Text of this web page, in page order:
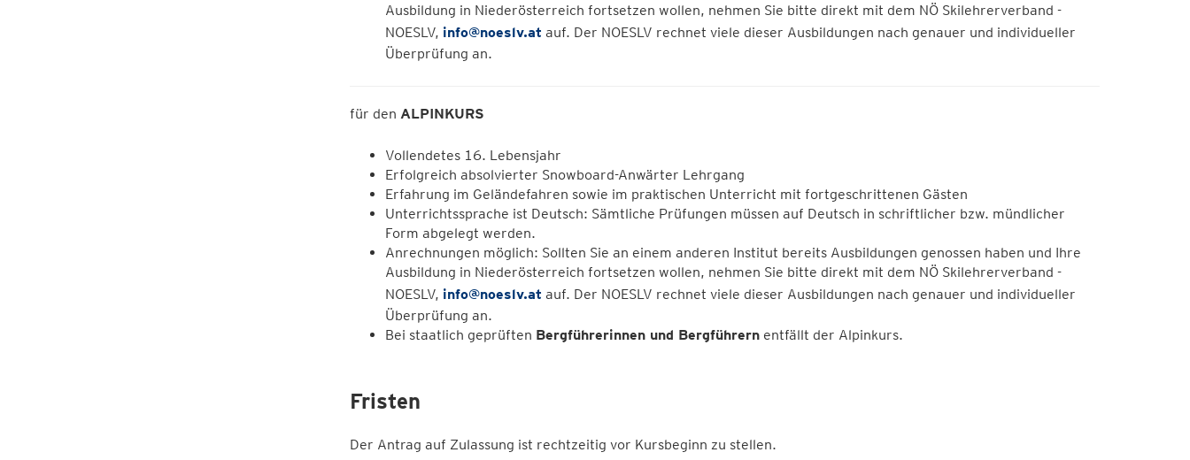
Ausbildung in Niederösterreich fortsetzen wollen, nehmen Sie bitte direkt mit dem NÖ Skilehrerverband -
NOESLV, info@noeslv.at auf. Der NOESLV rechnet viele dieser Ausbildungen nach genauer und individueller
Überprüfung an.
für den ALPINKURS
Vollendetes 16. Lebensjahr
Erfolgreich absolvierter Snowboard-Anwärter Lehrgang
Erfahrung im Geländefahren sowie im praktischen Unterricht mit fortgeschrittenen Gästen
Unterrichtssprache ist Deutsch: Sämtliche Prüfungen müssen auf Deutsch in schriftlicher bzw. mündlicher
Form abgelegt werden.
Anrechnungen möglich: Sollten Sie an einem anderen Institut bereits Ausbildungen genossen haben und Ihre
Ausbildung in Niederösterreich fortsetzen wollen, nehmen Sie bitte direkt mit dem NÖ Skilehrerverband -
NOESLV, info@noeslv.at auf. Der NOESLV rechnet viele dieser Ausbildungen nach genauer und individueller
Überprüfung an.
Bei staatlich geprüften Bergführerinnen und Bergführernentfällt der Alpinkurs.
Fristen
Der Antrag auf Zulassung ist rechtzeitig vor Kursbeginn zu stellen.